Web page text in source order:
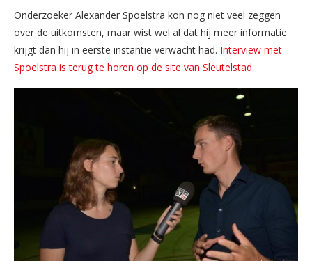
Onderzoeker Alexander Spoelstra kon nog niet veel zeggen
over de uitkomsten, maar wist wel al dat hij meer informatie
krijgt dan hij in eerste instantie verwacht had. Interview met
Spoelstra is terug te horen op de site van Sleutelstad.